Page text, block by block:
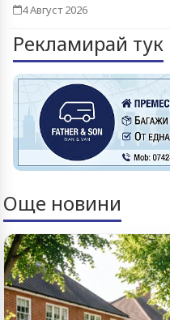
4 Август 2026
Рекламирай тук
Още новини